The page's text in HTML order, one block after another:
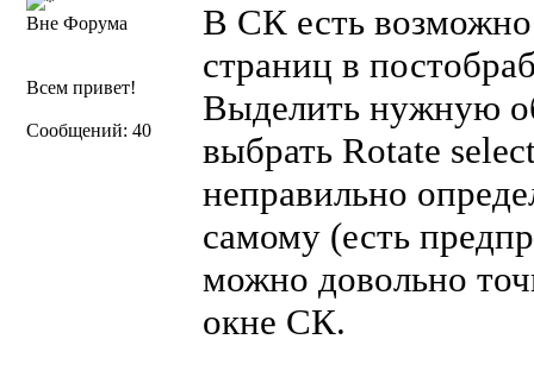
Вне Форума
Всем привет!
Сообщений: 40
В СК есть
страниц в
Выделить нужную
выбрать Rotate
неправильно
самому (есть
можно довольно
окне СК.